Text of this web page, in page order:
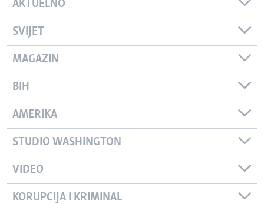
AKTUELNO
SVIJET
MAGAZIN
BIH
AMERIKA
STUDIO WASHINGTON
VIDEO
KORUPCIJA I KRIMINAL